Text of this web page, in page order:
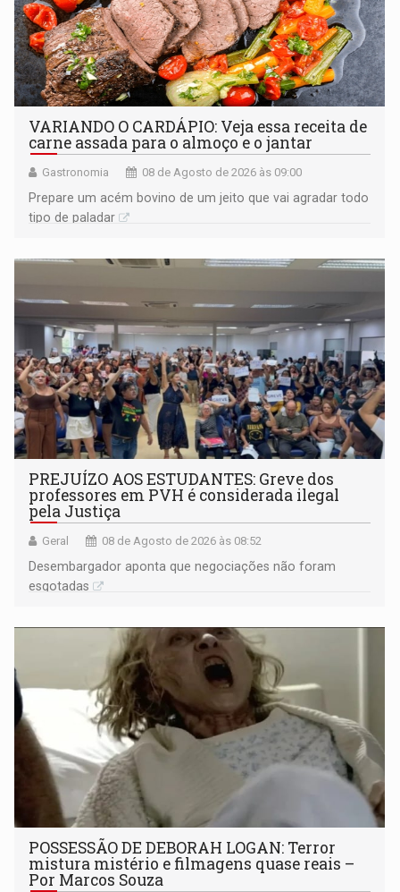
VARIANDO O CARDÁPIO: Veja essa receita de
carne assada para o almoço e o jantar
Gastronomia 08 de Agosto de 2026 às 09:00
Prepare um acém bovino de um jeito que vai agradar todo
tipo de paladar
PREJUÍZO AOS ESTUDANTES: Greve dos
professores em PVH é considerada ilegal
pela Justiça
Geral 08 de Agosto de 2026 às 08:52
Desembargador aponta que negociações não foram
esgotadas
POSSESSÃO DE DEBORAH LOGAN: Terror
mistura mistério e filmagens quase reais –
Por Marcos Souza